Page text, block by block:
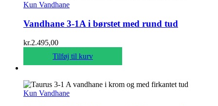
Kun Vandhane
Vandhane 3-1A i børstet med rund tud
kr.2.495,00
Tilføj til kurv
Kun Vandhane